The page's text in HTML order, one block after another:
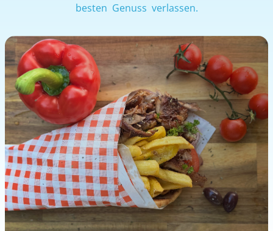
besten Genuss verlassen.